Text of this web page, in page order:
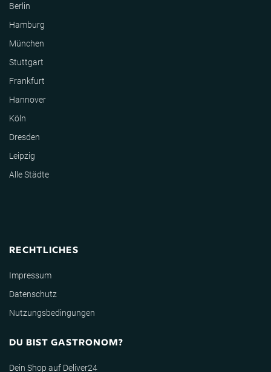
Berlin
Hamburg
München
Stuttgart
Frankfurt
Hannover
Köln
Dresden
Leipzig
Alle Städte
RECHTLICHES
Impressum
Datenschutz
Nutzungsbedingungen
DU BIST GASTRONOM?
Dein Shop auf Deliver24